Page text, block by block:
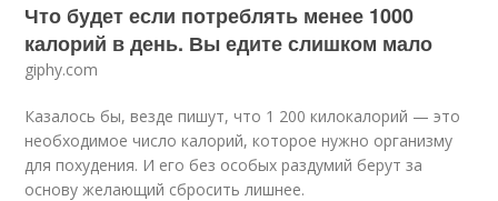
Что будет если потреблять менее 1000
калорий в день. Вы едите слишком мало
giphy.com
Казалось бы, везде пишут, что 1 200 килокалорий — это
необходимое число калорий, которое нужно организму
для похудения. И его без особых раздумий берут за
основу желающий сбросить лишнее.